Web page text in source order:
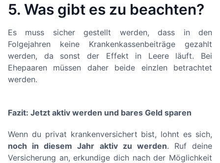
5. Was gibt es zu beachten?
Es muss sicher gestellt werden, dass in den
Folgejahren keine Krankenkassenbeiträge gezahlt
werden, da sonst der Effekt in Leere läuft. Bei
Ehepaaren müssen daher beide einzlen betrachtet
werden.
Fazit: Jetzt aktiv werden und bares Geld sparen
Wenn du privat krankenversichert bist, lohnt es sich,
noch in diesem Jahr aktiv zu werden. Ruf deine
Versicherung an, erkundige dich nach der Möglichkeit